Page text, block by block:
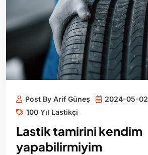
Post By Arif Güneş
2024-05-02
100 Yıl Lastikçi
Lastik tamirini kendim
yapabilirmiyim